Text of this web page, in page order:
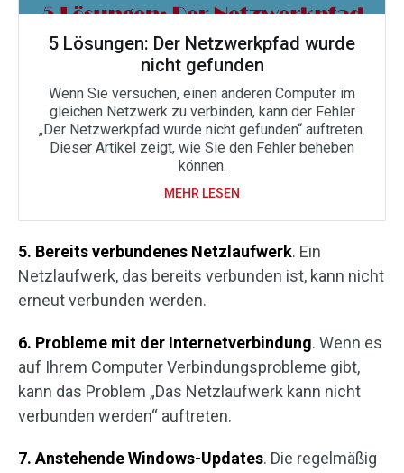
5 Lösungen: Der Netzwerkpfad wurde
nicht gefunden
Wenn Sie versuchen, einen anderen Computer im
gleichen Netzwerk zu verbinden, kann der Fehler
„Der Netzwerkpfad wurde nicht gefunden“ auftreten.
Dieser Artikel zeigt, wie Sie den Fehler beheben
können.
MEHR LESEN
5. Bereits verbundenes Netzlaufwerk. Ein
Netzlaufwerk, das bereits verbunden ist, kann nicht
erneut verbunden werden.
6. Probleme mit der Internetverbindung. Wenn es
auf Ihrem Computer Verbindungsprobleme gibt,
kann das Problem „Das Netzlaufwerk kann nicht
verbunden werden“ auftreten.
7. Anstehende Windows-Updates. Die regelmäßig